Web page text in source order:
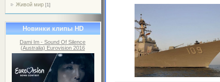
Живой мир [1]
Новинки клипы HD
Dami Im - Sound Of Silence
(Australia) Eurovision 2016